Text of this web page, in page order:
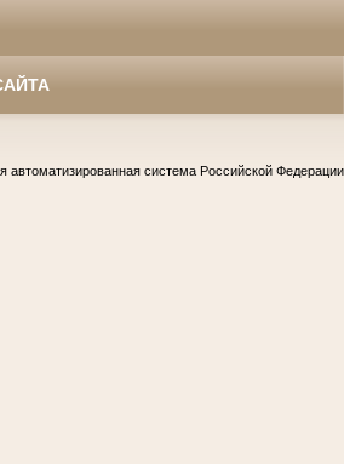
автоматизированная система Российской